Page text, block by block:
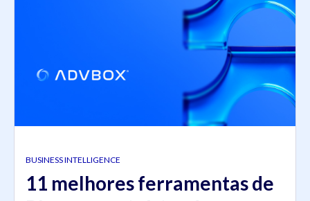
BUSINESS INTELLIGENCE
11 melhores ferramentas de